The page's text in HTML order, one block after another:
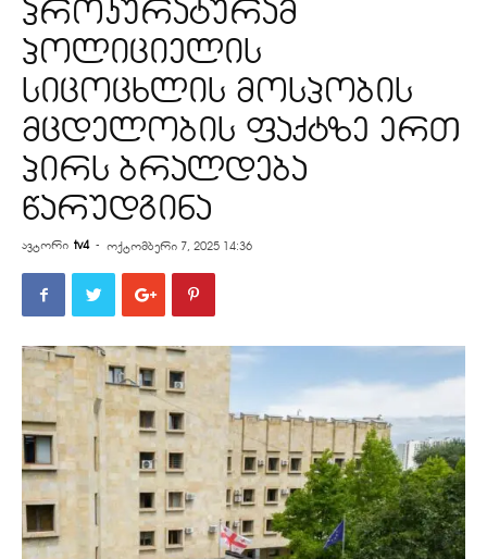
პროკურატურამ
პოლიციელის
სიცოცხლის მოსპობის
მცდელობის ფაქტზე ერთ
პირს ბრალდება
წარუდგინა
ავტორი tv4 - ოქტომბერი 7, 2025 14:36